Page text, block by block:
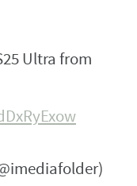
Ultra from